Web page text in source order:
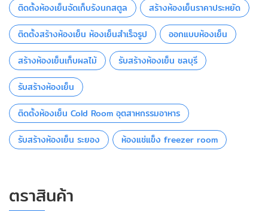
ติดตั้งห้องเย็นจัดเก็บรังนกสตูล
สร้างห้องเย็นราคาประหยัด
ติดตั้งสร้างห้องเย็น ห้องเย็นสำเร็จรูป
ออกแบบห้องเย็น
สร้างห้องเย็นเก็บผลไม้
รับสร้างห้องเย็น ชลบุรี
รับสร้างห้องเย็น
ติดตั้งห้องเย็น Cold Room อุตสาหกรรมอาหาร
รับสร้างห้องเย็น ระยอง
ห้องแช่แข็ง freezer room
ตราสินค้า